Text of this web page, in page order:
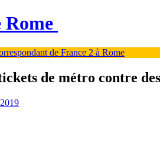
Rome
de France 2 à Rome
de métro contre